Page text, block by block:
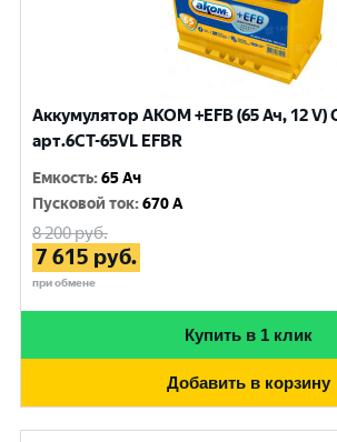
Аккумулятор AKOM +EFB (65 Ач, 12 V)
арт.6CT-65VL EFBR
Емкость:65 Ач
Пусковой ток:670 A
8 200руб.
7 615 руб.
при обмене
Купить в 1 клик
Добавить в корзину